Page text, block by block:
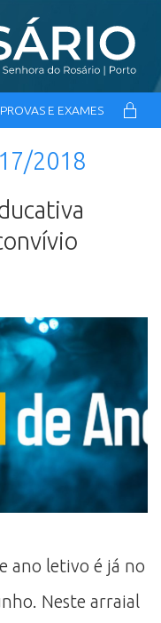
PROVAS E EXAMES
2018
ano letivo é já no
Neste arraial